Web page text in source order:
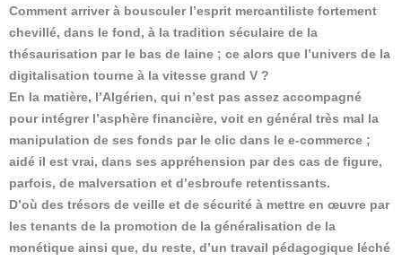
Comment arriver à bousculer l’esprit mercantiliste fortement
chevillé, dans le fond, à la tradition séculaire de la
thésaurisation par le bas de laine ; ce alors que l’univers de la
digitalisation tourne à la vitesse grand V ?
En la matière, l’Algérien, qui n’est pas assez accompagné
pour intégrer l’asphère financière, voit en général très mal la
manipulation de ses fonds par le clic dans le e-commerce ;
aidé il est vrai, dans ses appréhension par des cas de figure,
parfois, de malversation et d’esbroufe retentissants.
D’où des trésors de veille et de sécurité à mettre en œuvre par
les tenants de la promotion de la généralisation de la
monétique ainsi que, du reste, d’un travail pédagogique léché